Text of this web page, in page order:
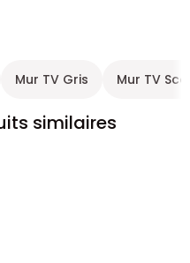
Mur TV Gris Mur TV
similaires